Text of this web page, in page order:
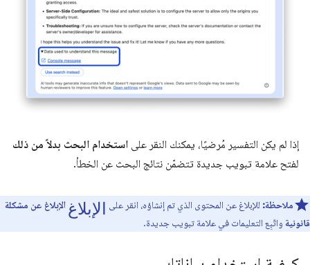
إذا لم يكن التفسير مُرضيًا، يمكنك النقر على استخدام البحث بدلاً من ذلك
لفتح علامة تبويب جديدة تتضمّن نتائج البحث عن الخطأ.
ملاحظة: للإبلاغ عن المحتوى الذي تم إنشاؤه، انقر على الإبلاغ الإبلاغ عن مشكلة
قانونية واتّبِع التعليمات في علامة تبويب جديدة.